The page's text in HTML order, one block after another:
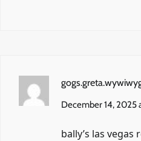
December 14, 2025
bally’s las vegas